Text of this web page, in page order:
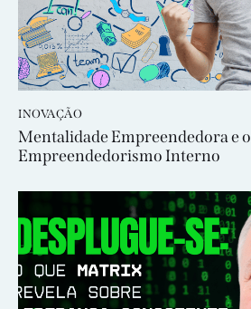
INOVAÇÃO
Mentalidade Empreendedora e o
Empreendedorismo Interno